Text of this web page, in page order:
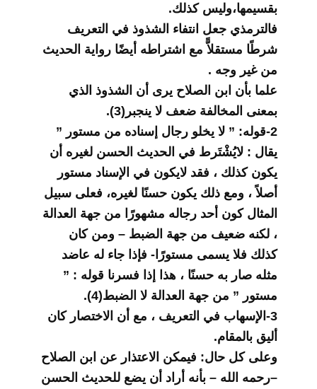
بقسيمها،وليس كذلك.
فالترمذي جعل انتفاء الشذوذ في التعريف
شرطًا مستقلاًّ مع اشتراطه أيضًا رواية الحديث
من غير وجه .
علما بأن ابن الصلاح يرى أن الشذوذ الذي
بمعنى المخالفة ضعف لا ينجبر(3).
2-قوله: ” لا يخلو رجال إسناده من مستور ”
يقال : لايُشْتَرط في الحديث الحسن لغيره أن
يكون كذلك ، فقد لايكون في الإسناد مستور
أصلاً ، ومع ذلك يكون حسنًا لغيره، فعلى سبيل
المثال كون أحد رجاله مشهورًا من جهة العدالة
، لكنه ضعيف من جهة الضبط – ومن كان
كذلك فلا يسمى مستورًا- فإذا جاء له عاضد
مثله صار به حسنًا ، هذا إذا فسرنا قوله : ”
مستور ” من جهة العدالة لا الضبط(4).
3-الإسهاب في التعريف ، مع أن الاختصار كان
أليق بالمقام.
وعلى كل حال: فيمكن الاعتذار عن ابن الصلاح
–رحمه الله – بأنه أراد أن يضع للحديث الحسن